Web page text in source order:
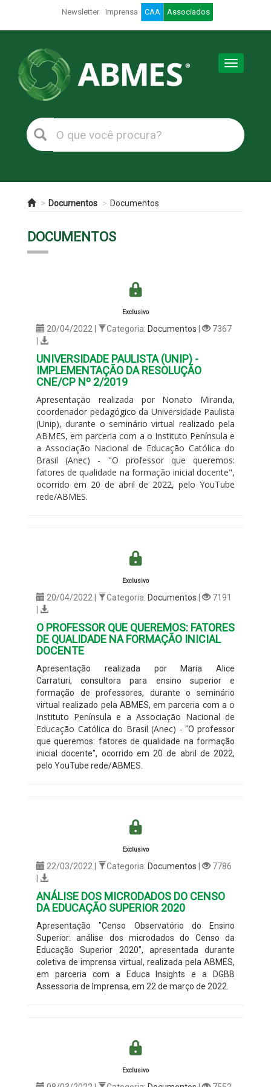
Newsletter Imprensa CAA Associados
Toggle
Documentos Documentos
DOCUMENTOS
Exclusivo
20/04/2022 | Categoria: Documentos |
7367
UNIVERSIDADE PAULISTA (UNIP) -
IMPLEMENTAÇÃO DA RESOLUÇÃO
CNE/CP Nº 2/2019
Apresentação realizada por Nonato Miranda,
coordenador pedagógico da Universidade Paulista
(Unip), durante o seminário virtual realizado pela
ABMES, em parceria com a o Instituto Península e
a Associação Nacional de Educação Católica do
Brasil (Anec) - "O professor que queremos:
fatores de qualidade na formação inicial docente",
ocorrido em 20 de abril de 2022, pelo YouTube
rede/ABMES.
Exclusivo
20/04/2022 | Categoria: Documentos |
7191
O PROFESSOR QUE QUEREMOS: FATORES
DE QUALIDADE NA FORMAÇÃO INICIAL
DOCENTE
Apresentação realizada por Maria Alice
Carraturi, consultora para ensino superior e
formação de professores, durante o seminário
virtual realizado pela ABMES, em parceria com a o
Instituto Península e a Associação Nacional de
Educação Católica do Brasil (Anec) - "O professor
que queremos: fatores de qualidade na formação
inicial docente", ocorrido em 20 de abril de 2022,
pelo YouTube rede/ABMES.
Exclusivo
22/03/2022 | Categoria: Documentos |
7786
ANÁLISE DOS MICRODADOS DO CENSO
DA EDUCAÇÃO SUPERIOR 2020
Apresentação "Censo Observatório do Ensino
Superior: análise dos microdados do Censo da
Educação Superior 2020", apresentada durante
coletiva de imprensa virtual, realizada pela ABMES,
em parceria com a Educa Insights e a DGBB
Assessoria de Imprensa, em 22 de março de 2022.
Exclusivo